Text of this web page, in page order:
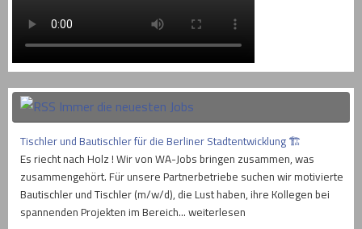
Immer die neuesten Jobs
Tischler und Bautischler für die Berliner Stadtentwicklung 🏗
Es riecht nach Holz ! Wir von WA-Jobs bringen zusammen, was
zusammengehört. Für unsere Partnerbetriebe suchen wir motivierte
Bautischler und Tischler (m/w/d), die Lust haben, ihre Kollegen bei
spannenden Projekten im Bereich… weiterlesen